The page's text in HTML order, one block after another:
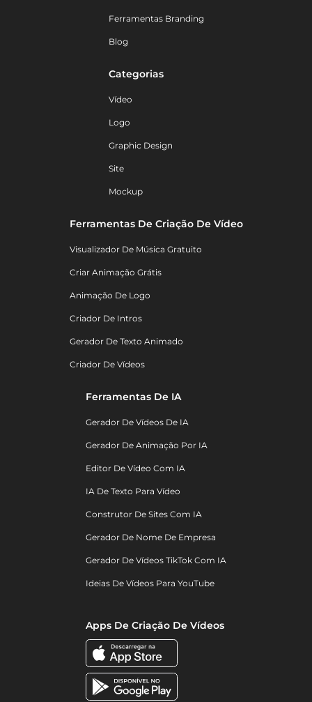
Ferramentas Branding
Blog
Categorias
Vídeo
Logo
Graphic Design
Site
Mockup
Ferramentas De Criação De Vídeo
Visualizador De Música Gratuito
Criar Animação Grátis
Animação De Logo
Criador De Intros
Gerador De Texto Animado
Criador De Vídeos
Ferramentas De IA
Gerador De Vídeos De IA
Gerador De Animação Por IA
Editor De Vídeo Com IA
IA De Texto Para Vídeo
Construtor De Sites Com IA
Gerador De Nome De Empresa
Gerador De Vídeos TikTok Com IA
Ideias De Vídeos Para YouTube
Apps De Criação De Vídeos